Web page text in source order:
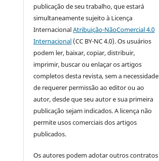
publicação de seu trabalho, que estará
simultaneamente sujeito à Licença
InternacionalAtribuição-NãoComercial 4.0
Internacional (CC BY-NC 4.0). Os usuários
podem ler, baixar, copiar, distribuir,
imprimir, buscar ou enlaçar os artigos
completos desta revista, sem a necessidade
de requerer permissão ao editor ou ao
autor, desde que seu autor e sua primeira
publicação sejam indicados. A licença não
permite usos comerciais dos artigos
publicados.
Os autores podem adotar outros contratos